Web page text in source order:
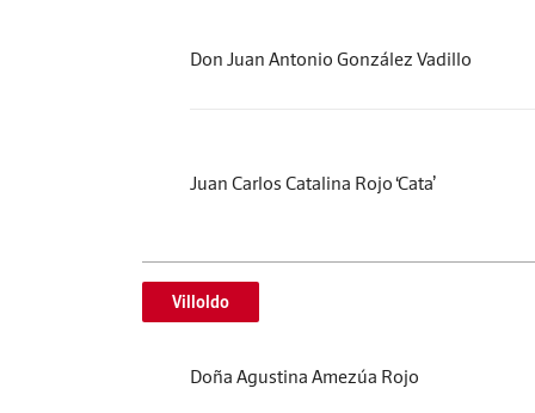
Don Juan Antonio González Vadillo
Juan Carlos Catalina Rojo ‘Cata’
Villoldo
Doña Agustina Amezúa Rojo